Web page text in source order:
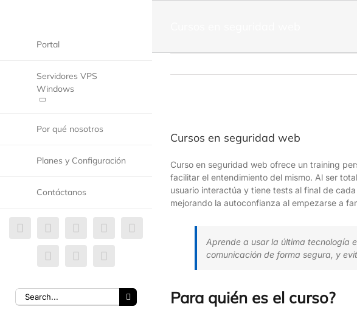
Portal
Servidores VPS
Windows
Por qué nosotros
Planes y Configuración
Contáctanos
Cursos en seguridad web
Curso en seguridad web ofrece un training
facilitar el entendimiento del mismo. Al ser
usuario interactúa y tiene tests al final de
mejorando la autoconfianza al empezarse a
Aprende a usar la última tecnología
comunicación de forma segura, y
Para quién es el curso?